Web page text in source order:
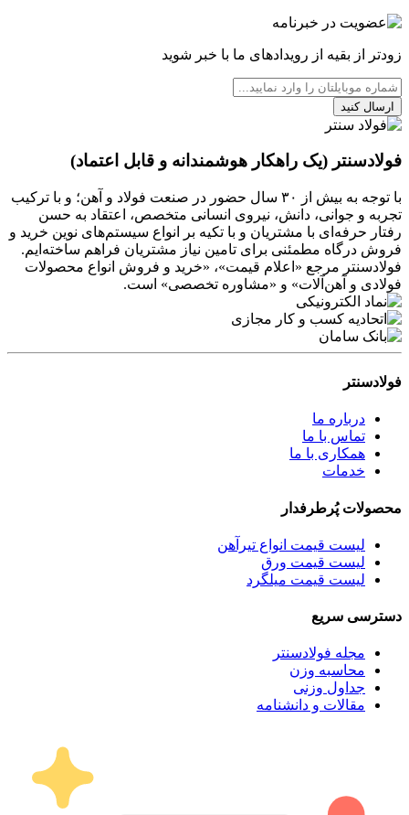
زودتر از بقیه از رویدادهای ما با خبر شوید
ارسال کنید
فولادسنتر (یک راهکار هوشمندانه و قابل اعتماد)
با توجه به بیش از ۳۰ سال حضور در صنعت فولاد و آهن؛ و با ترکیب
تجربه و جوانی، دانش، نیروی انسانی متخصص، اعتقاد به حسن
رفتار حرفه‌ای با مشتریان و با تکیه بر انواع سیستم‌های نوین خرید و
فروش درگاه مطمئنی برای تامین نیاز مشتریان فراهم ساخته‌ایم.
فولادسنتر مرجع «اعلام قیمت»، «خرید و فروش انواع محصولات
فولادی و آهن‌آلات» و «مشاوره تخصصی» است.
فولادسنتر
درباره ما
تماس با ما
همکاری با ما
خدمات
محصولات پُرطرفدار
لیست قیمت انواع تیرآهن
لیست قیمت ورق
لیست قیمت میلگرد
دسترسی سریع
مجله فولادسنتر
محاسبه وزن
جداول وزنی
مقالات و دانشنامه